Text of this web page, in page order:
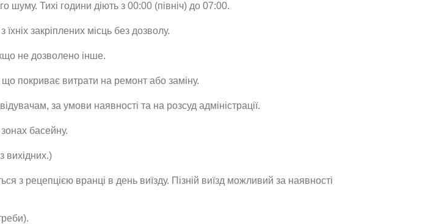
шуму. Тихі години діють з 00:00 (північ) до 07:00.
закріплених місць без дозволу.
не дозволено інше.
покриває витрати на ремонт або заміну.
за умови наявності та на розсуд адміністрації.
басейну.
вихідних.)
з рецепцією вранці в день виїзду. Пізній виїзд можливий за наявності